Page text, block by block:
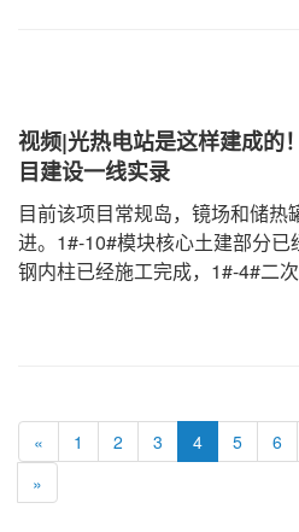
视频|光热电站是这样建成的
目建设一线实录
目前该项目常规岛，镜场和储热
进。1#-10#模块核心土建部分
钢内柱已经施工完成，1#-4#二
前完成项目整体安装工作，具备
« 1 2 3 4 5 6
»